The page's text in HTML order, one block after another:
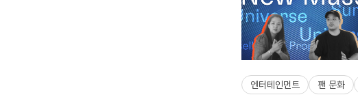
엔터테인먼트 팬 문화